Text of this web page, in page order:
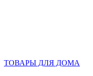
ТОВАРЫ ДЛЯ ДОМА